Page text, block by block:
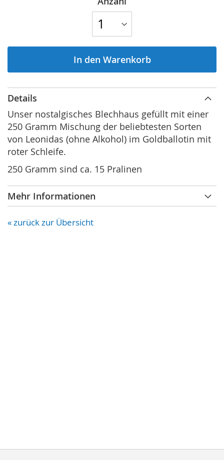
Details
Unser nostalgisches Blechhaus gefüllt mit einer
250 Gramm Mischung der beliebtesten Sorten
von Leonidas (ohne Alkohol) im Goldballotin mit
roter Schleife.
250 Gramm sind ca. 15 Pralinen
Mehr Informationen
« zurück zur Übersicht
In den Warenkorb